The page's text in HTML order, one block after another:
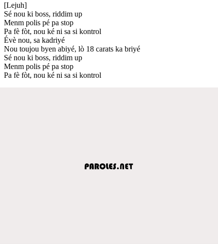
[Lejuh]
Sé nou ki boss, riddim up
Menm polis pé pa stop
Pa fè fòt, nou ké ni sa si kontrol
Évè nou, sa kadriyé
Nou toujou byen abiyé, lò 18 carats ka briyé
Sé nou ki boss, riddim up
Menm polis pé pa stop
Pa fè fòt, nou ké ni sa si kontrol